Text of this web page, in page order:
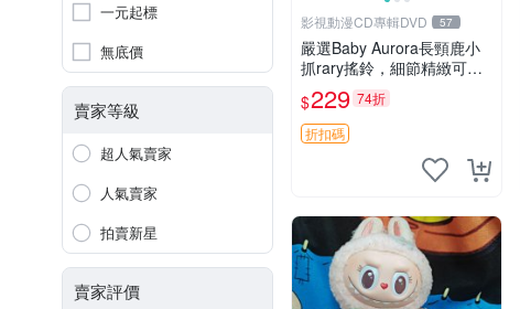
一元起標
無底價
賣家等級
超人氣賣家
人氣賣家
拍賣新星
賣家評價
影視動漫CD專輯DVD 57
嚴選Baby Aurora長頸鹿小
抓rary搖鈴，細節精緻可聆
聽清脆鈴音 軟萌可愛 定制
紀念 金屬搖鈴 新手媽咪推
薦 長頸鹿 抓rary 搖鈴
$229 74折
折扣碼